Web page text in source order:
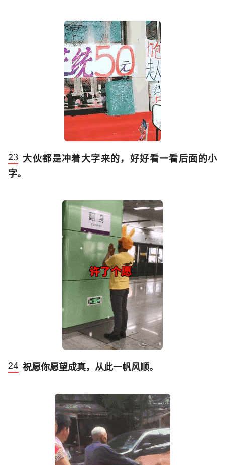
大伙都是冲着大字来的，好好看一看后面的小
字。
祝愿你愿望成真，从此一帆风顺。